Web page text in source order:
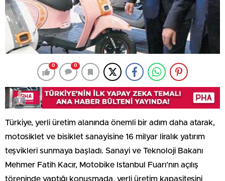
0 0
Türkiye, yerli üretim alanında önemli bir adım daha atarak,
motosiklet ve bisiklet sanayisine 16 milyar liralık yatırım
teşvikleri sunmaya başladı. Sanayi ve Teknoloji Bakanı
Mehmer Fatih Kacır, Motobike Istanbul Fuarı’nın açılış
töreninde yaptığı konuşmada, yerli üretim kapasitesini